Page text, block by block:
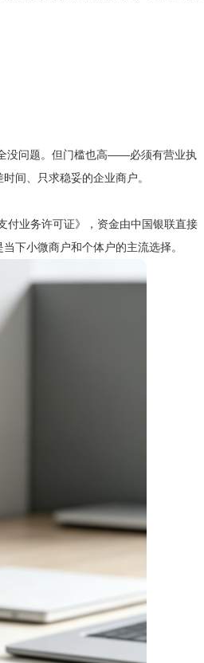
没问题。但门槛也高——必须有营业执
间、只求稳妥的企业商户。
业务许可证》，资金由中国银联直接
下小微商户和个体户的主流选择。